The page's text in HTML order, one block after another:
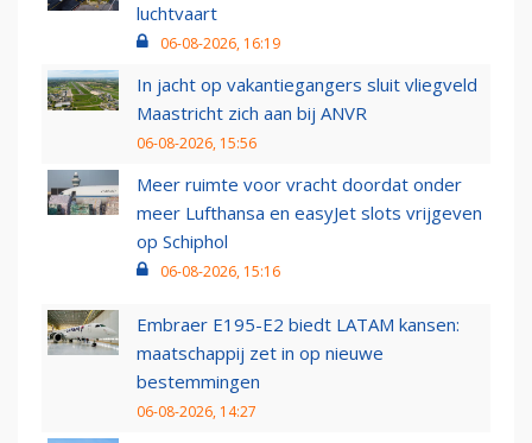
luchtvaart
06-08-2026, 16:19
In jacht op vakantiegangers sluit vliegveld
Maastricht zich aan bij ANVR
06-08-2026, 15:56
Meer ruimte voor vracht doordat onder
meer Lufthansa en easyJet slots vrijgeven
op Schiphol
06-08-2026, 15:16
Embraer E195-E2 biedt LATAM kansen:
maatschappij zet in op nieuwe
bestemmingen
06-08-2026, 14:27